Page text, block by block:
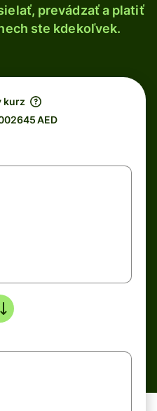
prevádzať a platiť
ste kdekoľvek.
kurz
AED